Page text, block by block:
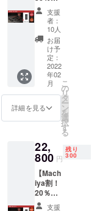
届かなけれ
ば意味があ
りません。
私たちは世
界に隠れた
素晴らしい
商品を、日
本のお客さ
まに知って
もらい、届
全力を尽く
すことを
モットーと
して活動し
ています。
F】一般
販売予
定価
格：
¥28,500
（税
込） ※
送料無
料（日
本国内
限定）
【内
容】 ・
×1 ・
HYROP
E ×1
「本製
品は電
波法に
基づく
支援
者：
10人
お届
け予
定：
2022
年02
月
詳細を見る
こ
の
リ
タ
ー
ン
を
選
択
す
る
22,
800 円
残り
300
【Mach
iya割！
20％OF
F】一般
支援